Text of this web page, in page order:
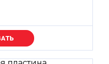
цену